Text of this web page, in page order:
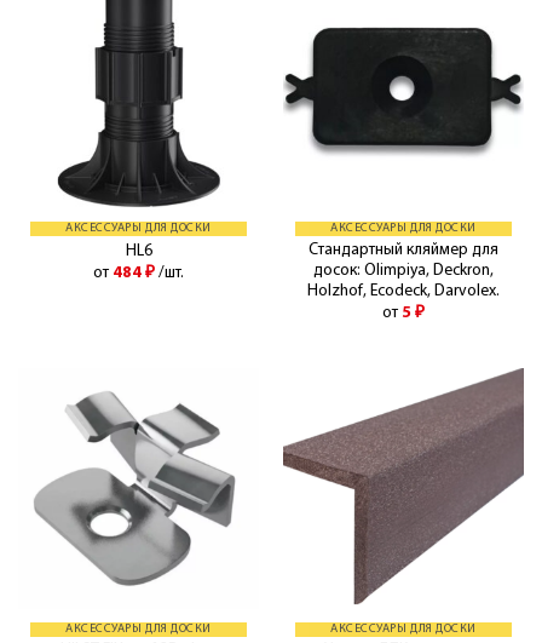
АКСЕССУАРЫ ДЛЯ ДОСКИ
HL6
от 484 ₽ /шт.
АКСЕССУАРЫ ДЛЯ ДОСКИ
Стандартный кляймер для
досок: Olimpiya, Deckron,
Holzhof, Ecodeck, Darvolex.
от 5 ₽
АКСЕССУАРЫ ДЛЯ ДОСКИ АКСЕССУАРЫ ДЛЯ ДОСКИ